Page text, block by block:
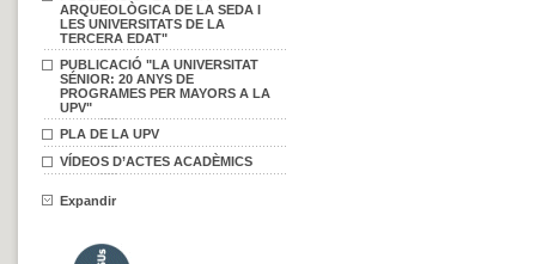
ARQUEOLÒGICA DE LA SEDA I
LES UNIVERSITATS DE LA
TERCERA EDAT"
PUBLICACIÓ "LA UNIVERSITAT
SÉNIOR: 20 ANYS DE
PROGRAMES PER MAYORS A LA
UPV"
PLA DE LA UPV
VÍDEOS D’ACTES ACADÈMICS
Expandir